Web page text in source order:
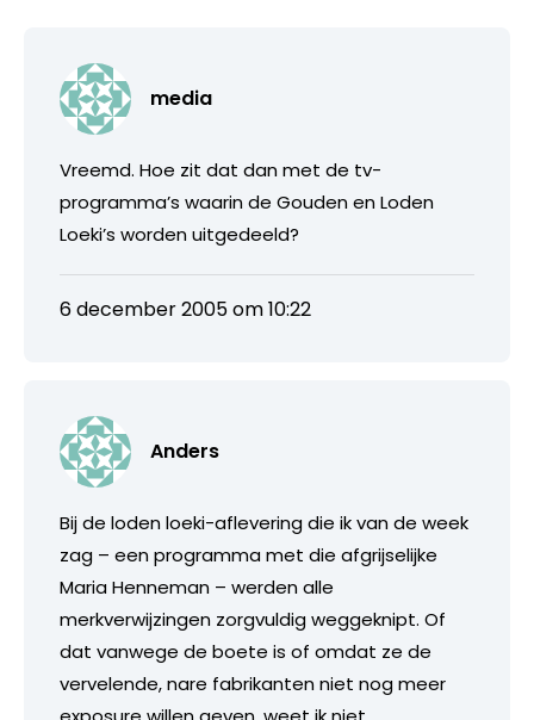
media
Vreemd. Hoe zit dat dan met de tv-
programma’s waarin de Gouden en Loden
Loeki’s worden uitgedeeld?
6 december 2005 om 10:22
Anders
Bij de loden loeki-aflevering die ik van de week
zag – een programma met die afgrijselijke
Maria Henneman – werden alle
merkverwijzingen zorgvuldig weggeknipt. Of
dat vanwege de boete is of omdat ze de
vervelende, nare fabrikanten niet nog meer